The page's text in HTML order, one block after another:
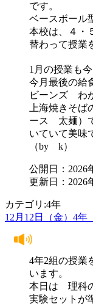
です。
ベースボール
本校は、４・
替わって授業
1月の授業も
今月最後の
ビーンズ わ
上海焼きそ
ース 太麺）
いていて美味
（by k）
公開日：2026
更新日：2026
カテゴリ:4年
12月12日（金）4
4年2組の授業
います。
本日は 理科
実験セットが